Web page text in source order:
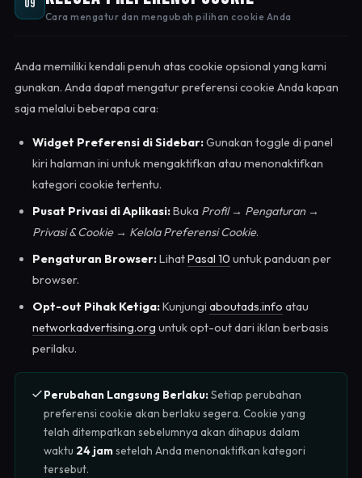
09
Cara mengatur dan mengubah pilihan cookie Anda
Anda memiliki kendali penuh atas cookie opsional yang kami
gunakan. Anda dapat mengatur preferensi cookie Anda kapan
saja melalui beberapa cara:
Widget Preferensi di Sidebar:Gunakan toggle di panel
kiri halaman ini untuk mengaktifkan atau menonaktifkan
kategori cookie tertentu.
Pusat Privasi di Aplikasi:Buka Profil → Pengaturan →
Privasi & Cookie → Kelola Preferensi Cookie.
Pengaturan Browser:LihatPasal 10 untuk panduan per
browser.
Opt-out Pihak Ketiga:Kunjungiaboutads.info atau
networkadvertising.org untuk opt-out dari iklan berbasis
perilaku.
Perubahan Langsung Berlaku: Setiap perubahan
preferensi cookie akan berlaku segera. Cookie yang
telah ditempatkan sebelumnya akan dihapus dalam
waktu 24 jamsetelah Anda menonaktifkan kategori
tersebut.